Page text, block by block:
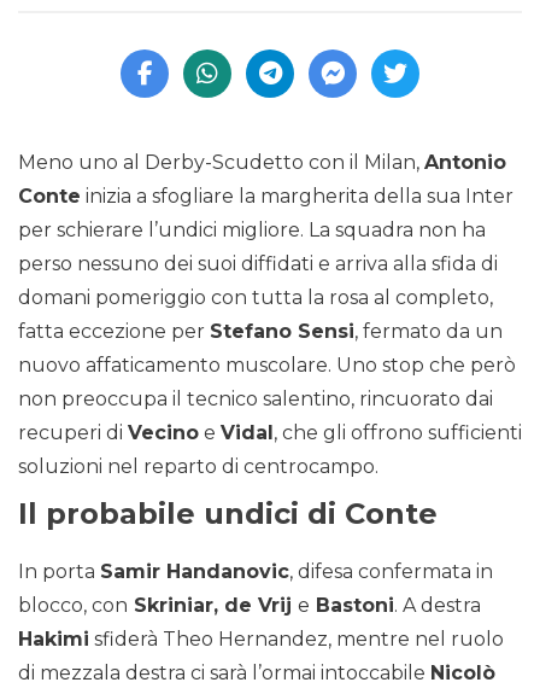
Meno uno al Derby-Scudetto con il Milan, Antonio
Conte inizia a sfogliare la margherita della sua Inter
per schierare l’undici migliore. La squadra non ha
perso nessuno dei suoi diffidati e arriva alla sfida di
domani pomeriggio con tutta la rosa al completo,
fatta eccezione per Stefano Sensi, fermato da un
nuovo affaticamento muscolare. Uno stop che però
non preoccupa il tecnico salentino, rincuorato dai
recuperi di Vecino e Vidal, che gli offrono sufficienti
soluzioni nel reparto di centrocampo.
Il probabile undici di Conte
In porta Samir Handanovic, difesa confermata in
blocco, con Skriniar, de Vrij e Bastoni. A destra
Hakimi sfiderà Theo Hernandez, mentre nel ruolo
di mezzala destra ci sarà l’ormai intoccabile Nicolò